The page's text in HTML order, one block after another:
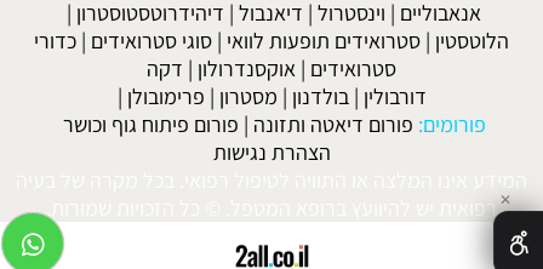
אנאבוליים | וינסטרול | דיאנבול | דיהידרוטסטוסטרון |
הלוטסטין | סטרואידים תופעות לוואי | סוגי סטרואידים | כדורי
סטרואידים | אוקסנדרולון | דקה
דורבולין |בולדנון | מסטרון | פרימובולן |
פורומים: פורום דיאטה ותזונה | פורום פיתוח גוף וכושר
הצהרת נגישות
המידע אינו המלצה או התוויה לטיפול רפואי. בכל מקרה של בעיה
רפואית יש להיוועץ ברופא המטפל. © כל הזכויות שמורות. ✕